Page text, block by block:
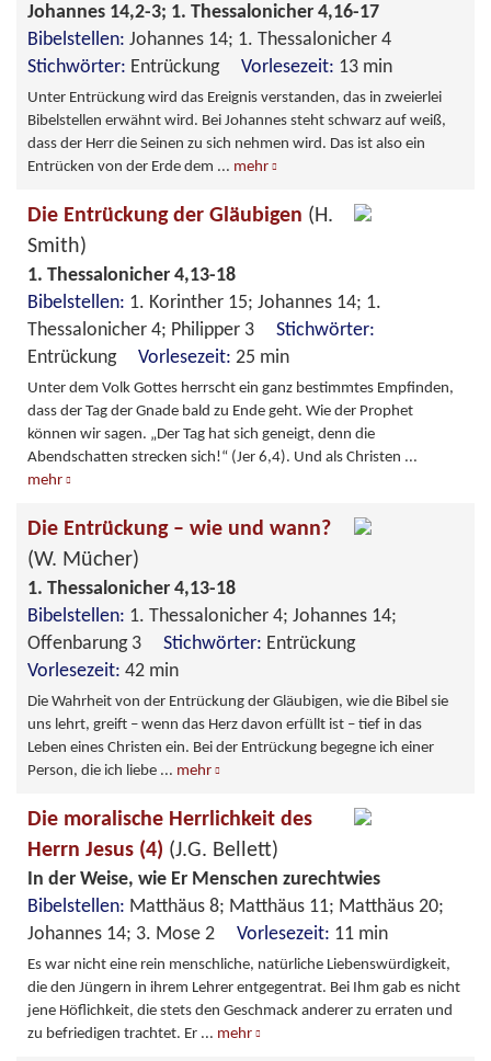
Johannes 14,2-3; 1. Thessalonicher 4,16-17
Bibelstellen: Johannes 14; 1. Thessalonicher 4
Stichwörter: Entrückung Vorlesezeit: 13 min
Unter Entrückung wird das Ereignis verstanden, das in zweierlei
Bibelstellen erwähnt wird. Bei Johannes steht schwarz auf weiß,
dass der Herr die Seinen zu sich nehmen wird. Das ist also ein
Entrücken von der Erde dem ... mehr
Die Entrückung der Gläubigen (H.
Smith)
1. Thessalonicher 4,13-18
Bibelstellen: 1. Korinther 15; Johannes 14; 1.
Thessalonicher 4; Philipper 3 Stichwörter:
Entrückung Vorlesezeit: 25 min
Unter dem Volk Gottes herrscht ein ganz bestimmtes Empfinden,
dass der Tag der Gnade bald zu Ende geht. Wie der Prophet
können wir sagen. „Der Tag hat sich geneigt, denn die
Abendschatten strecken sich!“ (Jer 6,4). Und als Christen ...
mehr
Die Entrückung – wie und wann?
(W. Mücher)
1. Thessalonicher 4,13-18
Bibelstellen: 1. Thessalonicher 4; Johannes 14;
Offenbarung 3 Stichwörter: Entrückung
Vorlesezeit: 42 min
Die Wahrheit von der Entrückung der Gläubigen, wie die Bibel sie
uns lehrt, greift – wenn das Herz davon erfüllt ist – tief in das
Leben eines Christen ein. Bei der Entrückung begegne ich einer
Person, die ich liebe ... mehr
Die moralische Herrlichkeit des
Herrn Jesus (4) (J.G. Bellett)
In der Weise, wie Er Menschen zurechtwies
Bibelstellen: Matthäus 8; Matthäus 11; Matthäus 20;
Johannes 14; 3. Mose 2 Vorlesezeit: 11 min
Es war nicht eine rein menschliche, natürliche Liebenswürdigkeit,
die den Jüngern in ihrem Lehrer entgegentrat. Bei Ihm gab es nicht
jene Höflichkeit, die stets den Geschmack anderer zu erraten und
zu befriedigen trachtet. Er ... mehr